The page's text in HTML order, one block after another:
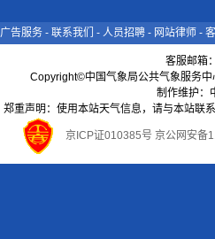
广告服务 - 联系我们 - 人员招聘 - 网站律师 -
客服邮箱
Copyright©中国气象局公共气象服务
制作维护：
郑重声明：使用本站天气信息，请与本站联
京ICP证010385号 京公网安备